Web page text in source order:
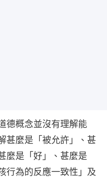
德概念並沒有理解能
甚麼是「被允許」、甚
麼是「好」、甚麼是
行為的反應一致性」及